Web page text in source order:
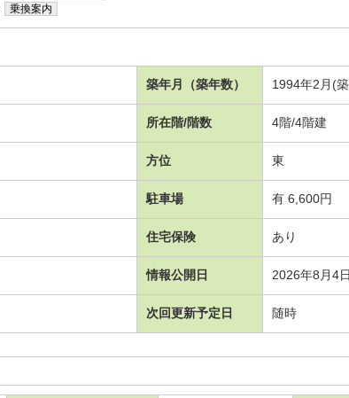
乗換案内
築年月（築年数） 1994年2月(
所在階/階数 4階/4階建
方位 東
駐車場 有 6,600円
住宅保険 あり
情報公開日 2026年8月4日
次回更新予定日 随時